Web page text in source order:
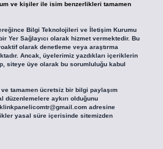
ve kişiler ile isim benzerlikleri tamamen
Bilgi Teknolojileri ve İletişim Kurumu
Yer Sağlayıcı olarak hizmet vermektedir. Bu
olarak denetleme veya araştırma
Ancak, üyelerimiz yazdıkları içeriklerin
siteye üye olarak bu sorumluluğu kabul
tamamen ücretsiz bir bilgi paylaşım
düzenlemelere aykırı olduğunu
adresine
yasal süre içerisinde sitemizden